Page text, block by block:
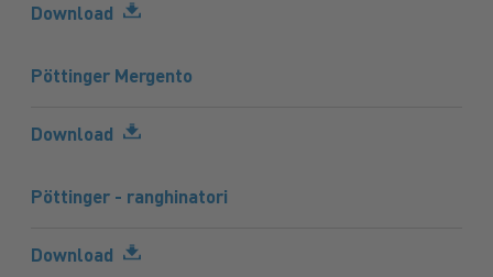
Download
Pöttinger Mergento
Download
Pöttinger - ranghinatori
Download